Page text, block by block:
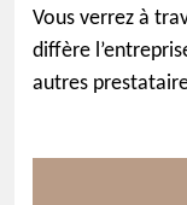
Vous verrez à
diffère
autres